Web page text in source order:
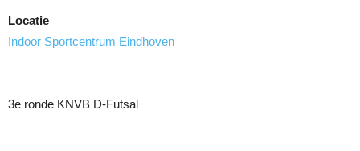
Locatie
Indoor Sportcentrum Eindhoven
3e ronde KNVB D-Futsal